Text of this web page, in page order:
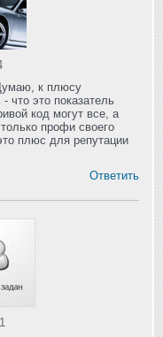
к плюсу
что это показатель
код могут все, а
профи своего
плюс для репутации
Ответить